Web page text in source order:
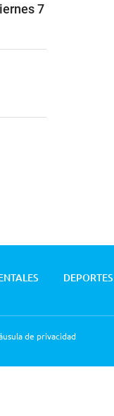
7
DEPORTES
de privacidad